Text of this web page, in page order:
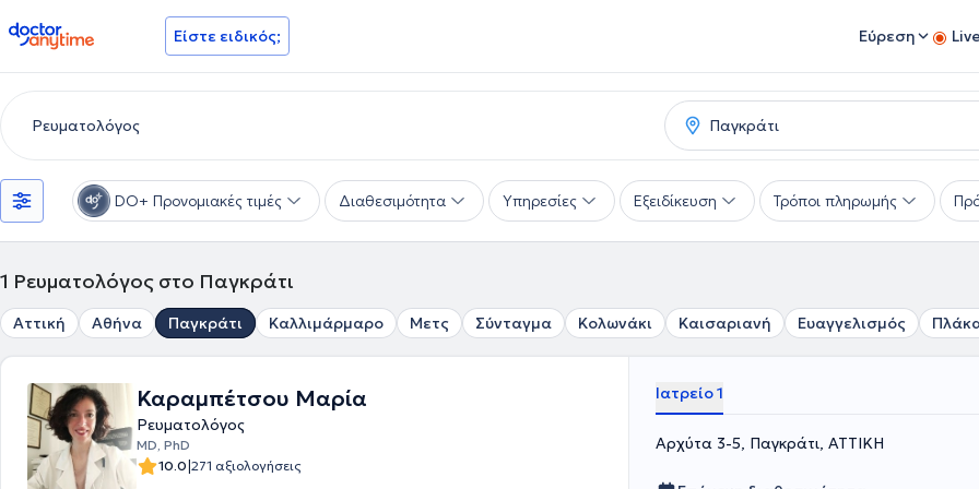
doctoranytime Είστε ειδικός; Εύρεση
DO+ Προνομιακές τιμές Διαθεσιμότητα Υπηρεσίες Εξειδίκευση Τρόποι πληρωμής
1 Ρευματολόγος στο Παγκράτι
Αττική Αθήνα Παγκράτι Καλλιμάρμαρο Μετς Σύνταγμα Κολωνάκι Καισαριανή Ευαγγελισμός
Καραμπέτσου Μαρία
Ρευματολόγος
MD, PhD
10.0|271 αξιολογήσεις
Ιατρείο 1
Αρχύτα 3-5, Παγκράτι, ΑΤΤΙΚΗ